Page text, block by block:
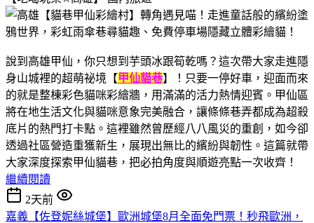
說到高雄甲仙，你只想到芋頭冰跟筍乾嗎？這次帶大家走進隱
身山城裡的超萌祕境【甲仙貓巷】！只要一停好車，迎面而來
的就是整棟彩色貓咪彩繪牆，用滿滿的活力熱情迎賓。甲仙區
將在地生活文化與貓咪意象完美融合，讓條條巷弄都成為超殺
底片的熱門打卡點。這裡雖然曾歷經八八風災的重創，如今卻
透過社區營造重獲新生，展現出無比的繽紛與韌性。這篇就帶
大家深度探索甲仙貓巷，把必拍角度與順遊亮點一次收齊！
繼續閱讀
2天前
嘉義【佐登妮絲城堡】歐洲城堡8月全面免門票！秒飛歐洲，